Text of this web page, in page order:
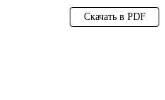
Скачать в PDF